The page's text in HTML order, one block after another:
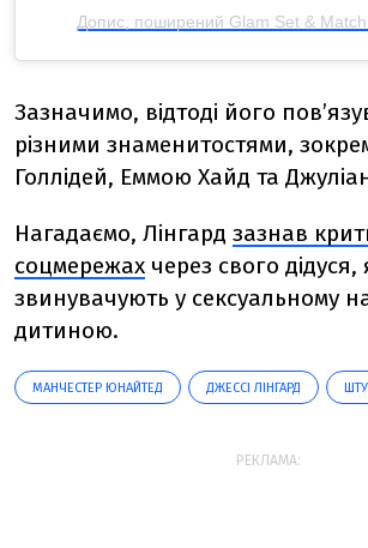
Допис, поширений Glam Set &
Зазначимо, відтоді його
різними знаменитостями,
Голлідей, Еммою Хайд та
Нагадаємо, Лінгард зазнав
соцмережах через свого дідуся,
звинувачують у сексуальному
дитиною.
МАНЧЕСТЕР ЮНАЙТЕД ДЖЕССІ ЛІНГАРД
РЕКЛАМА: